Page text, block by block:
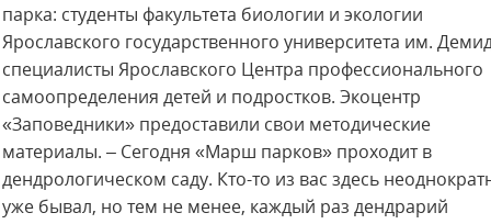
парка: студенты факультета биологии и экологии
Ярославского государственного университета им.
специалисты Ярославского Центра профессионального
самоопределения детей и подростков. Экоцентр
«Заповедники» предоставили свои методические
материалы. – Сегодня «Марш парков» проходит в
дендрологическом саду. Кто-то из вас здесь
уже бывал, но тем не менее, каждый раз дендрарий